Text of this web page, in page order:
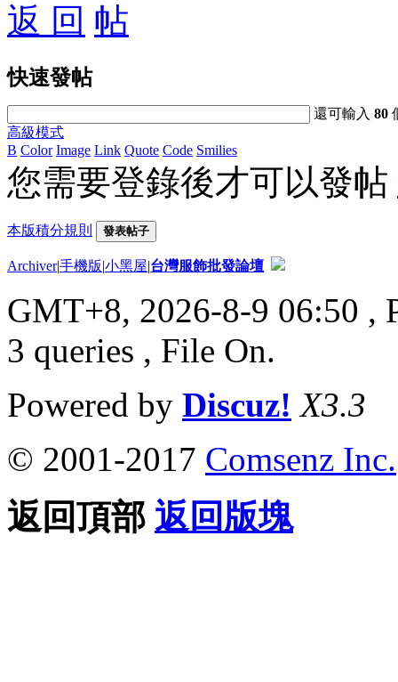
返 回
快速發帖
還可輸入80
高級模式
B Color Image Link Quote Code Smilies
您需要登錄後才可以發帖
本版積分規則 發表帖子
Archiver|手機版|小黑屋|台灣服飾批發論壇
GMT+8, 2026-8-9 06:50 ,
3 queries , File On.
Powered by Discuz! X3.3
© 2001-2017 Comsenz Inc.
返回頂部 返回版塊